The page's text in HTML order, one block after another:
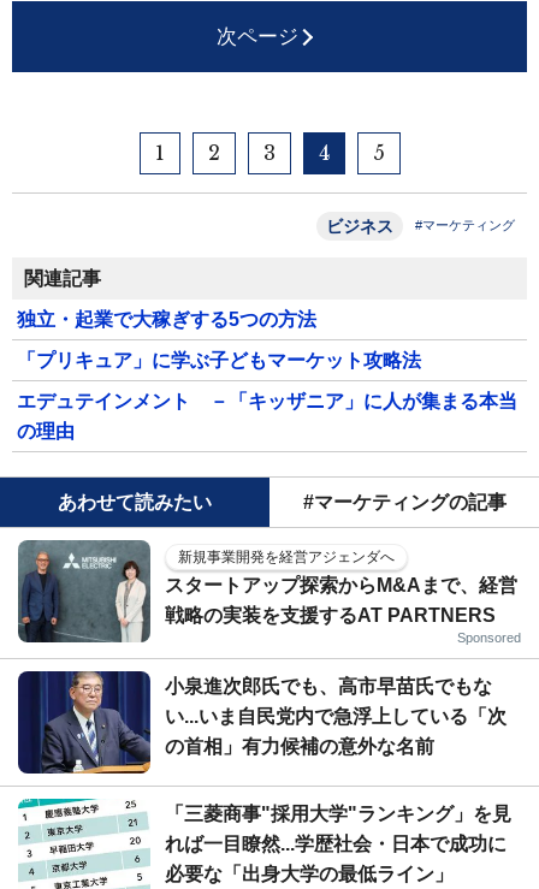
次ページ
1 2 3 4 5
ビジネス #マーケティング
関連記事
独立・起業で大稼ぎする5つの方法
「プリキュア」に学ぶ子どもマーケット攻略法
エデュテインメント －「キッザニア」に人が集まる本当
の理由
あわせて読みたい #マーケティングの記事
新規事業開発を経営アジェンダへ
スタートアップ探索からM&Aまで、経営
戦略の実装を支援するAT PARTNERS
Sponsored
小泉進次郎氏でも、高市早苗氏でもな
い...いま自民党内で急浮上している「次
の首相」有力候補の意外な名前
「三菱商事"採用大学"ランキング」を見
れば一目瞭然...学歴社会・日本で成功に
必要な「出身大学の最低ライン」